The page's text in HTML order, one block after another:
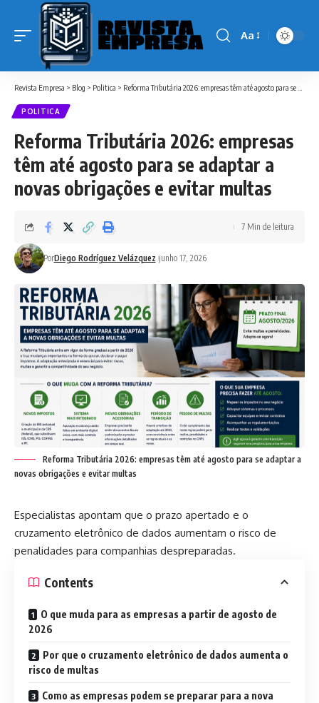
Font
Aa
Revista Empresa > Blog > Politica > Reforma Tributária 2026: empresas têm até agosto para se adaptar a novas obrigações e evitar multas
POLITICA
Reforma Tributária 2026: empresas
têm até agosto para se adaptar a
novas obrigações e evitar multas
PorDiego Rodríguez Velázquez junho 17, 2026
7 Min de leitura
Reforma Tributária 2026: empresas têm até agosto para se adaptar a
novas obrigações e evitar multas
Especialistas apontam que o prazo apertado e o
cruzamento eletrônico de dados aumentam o risco de
penalidades para companhias despreparadas.
Contents
O que muda para as empresas a partir de agosto de
2026
Por que o cruzamento eletrônico de dados aumenta o
risco de multas
Como as empresas podem se preparar para a nova